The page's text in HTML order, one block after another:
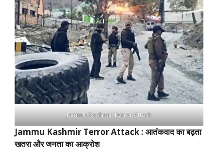
Jammu Kashmir Terror Attack
Jammu Kashmir Terror Attack : आतंकवाद का बढ़ता
खतरा और जनता का आक्रोश